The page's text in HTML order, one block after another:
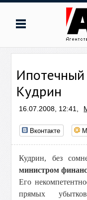
Кудрин
16.07.2008, 12:41,
Вконтакте
Кудрин, без
министром
Его
прямых